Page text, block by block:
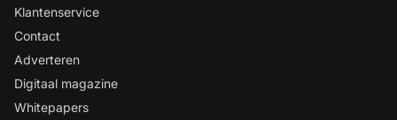
Klantenservice
Contact
Adverteren
Digitaal magazine
Whitepapers